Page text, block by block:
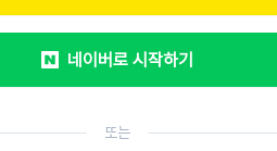
네이버로 시작하기
또는